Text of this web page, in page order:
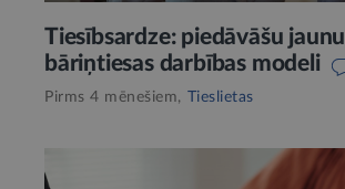
Tiesībsardze: piedāvāšu jaunu
bāriņtiesas darbības modeli
Pirms 4 mēnešiem, Tieslietas